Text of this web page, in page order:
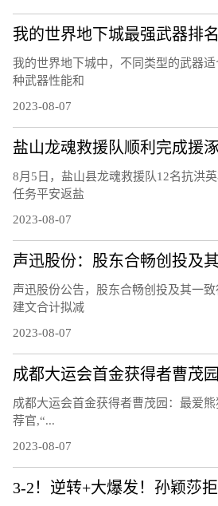
我的世界地下城最强武器排
我的世界地下城中，不同类型的武器
种武器性能和
2023-08-07
8月5日，盐山县龙魂救援队12名抗洪
任务平安返盐
2023-08-07
声迅股份公告，股东合畅创投及其一
建文合计拟减
2023-08-07
成都大运会首金获得者曹茂园：最爱
荐官,“...
2023-08-07